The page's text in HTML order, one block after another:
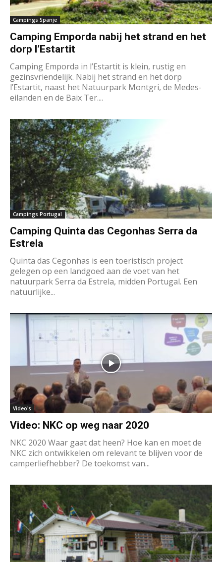
Campings Spanje
Camping Emporda nabij het strand en het
dorp l’Estartit
Camping Emporda in l’Estartit is klein, rustig en
gezinsvriendelijk. Nabij het strand en het dorp
l’Estartit, naast het Natuurpark Montgri, de Medes-
eilanden en de Baix Ter....
Campings Portugal
Camping Quinta das Cegonhas Serra da
Estrela
Quinta das Cegonhas is een toeristisch project
gelegen op een landgoed aan de voet van het
natuurpark Serra da Estrela, midden Portugal. Een
natuurlijke...
Video's
Video: NKC op weg naar 2020
NKC 2020 Waar gaat dat heen? Hoe kan en moet de
NKC zich ontwikkelen om relevant te blijven voor de
camperliefhebber? De toekomst van...